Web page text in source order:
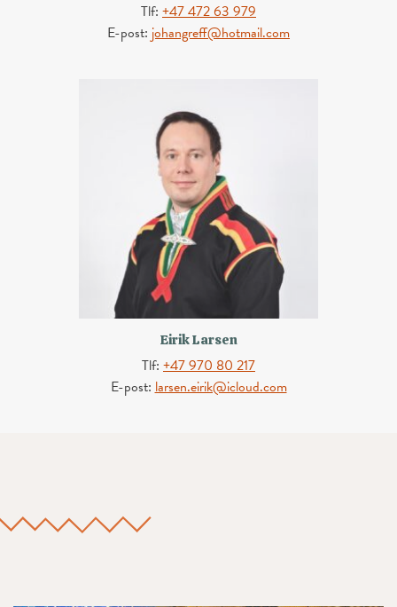
Tlf: +47 472 63 979
E-post: johangreff@hotmail.com
Eirik Larsen
Tlf: +47 970 80 217
E-post: larsen.eirik@icloud.com